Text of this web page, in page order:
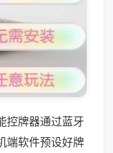
控牌器通过蓝牙
端软件预设好牌